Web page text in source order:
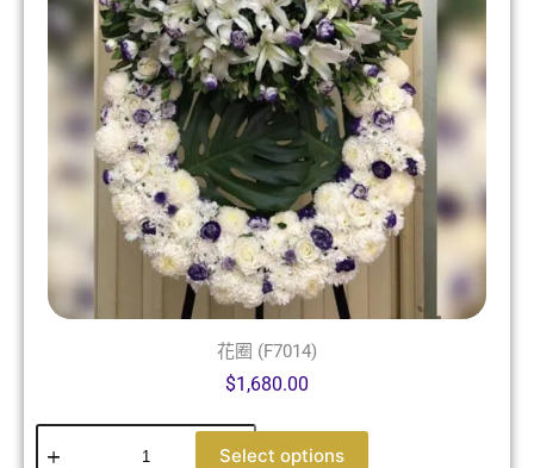
花圈 (F7014)
$1,680.00
Select options